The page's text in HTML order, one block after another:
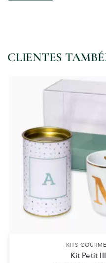
CLIENTES
KITS
Kit Petit III